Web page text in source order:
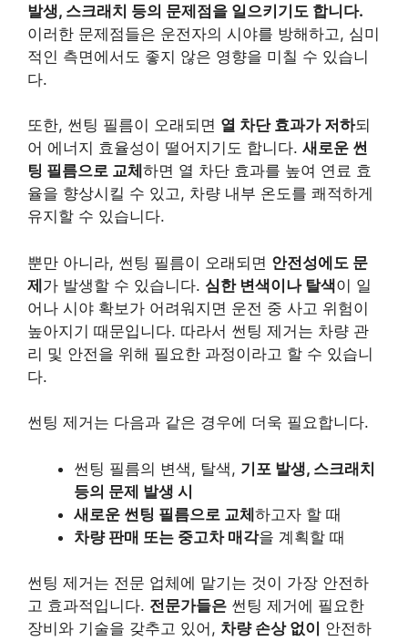
발생, 스크래치 등의 문제점을 일으키기도 합니다.
이러한 문제점들은 운전자의 시야를 방해하고, 심미
적인 측면에서도 좋지 않은 영향을 미칠 수 있습니
다.
또한, 썬팅 필름이 오래되면 열 차단 효과가 저하되
어 에너지 효율성이 떨어지기도 합니다. 새로운 썬
팅 필름으로 교체 하면 열 차단 효과를 높여 연료 효
율을 향상시킬 수 있고, 차량 내부 온도를 쾌적하게
유지할 수 있습니다.
뿐만 아니라, 썬팅 필름이 오래되면 안전성에도 문
제가 발생할 수 있습니다. 심한 변색이나 탈색이 일
어나 시야 확보가 어려워지면 운전 중 사고 위험이
높아지기 때문입니다. 따라서 썬팅 제거는 차량 관
리 및 안전을 위해 필요한 과정이라고 할 수 있습니
다.
썬팅 제거는 다음과 같은 경우에 더욱 필요합니다.
썬팅 필름의 변색, 탈색, 기포 발생, 스크래치
등의 문제 발생 시
새로운 썬팅 필름으로 교체하고자 할 때
차량 판매 또는 중고차 매각을 계획할 때
썬팅 제거는 전문 업체에 맡기는 것이 가장 안전하
고 효과적입니다. 전문가들은 썬팅 제거에 필요한
장비와 기술을 갖추고 있어, 차량 손상 없이
안전하